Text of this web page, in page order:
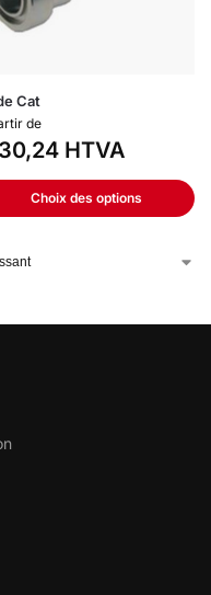
Cat
de
30,24 HTVA
Choix des options